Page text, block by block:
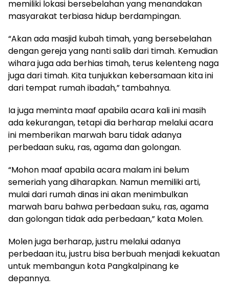
memiliki lokasi bersebelahan yang menandakan
masyarakat terbiasa hidup berdampingan.
“Akan ada masjid kubah timah, yang bersebelahan
dengan gereja yang nanti salib dari timah. Kemudian
wihara juga ada berhias timah, terus kelenteng naga
juga dari timah. Kita tunjukkan kebersamaan kita ini
dari tempat rumah ibadah,” tambahnya.
Ia juga meminta maaf apabila acara kali ini masih
ada kekurangan, tetapi dia berharap melalui acara
ini memberikan marwah baru tidak adanya
perbedaan suku, ras, agama dan golongan.
“Mohon maaf apabila acara malam ini belum
semeriah yang diharapkan. Namun memiliki arti,
mulai dari rumah dinas ini akan menimbulkan
marwah baru bahwa perbedaan suku, ras, agama
dan golongan tidak ada perbedaan,” kata Molen.
Molen juga berharap, justru melalui adanya
perbedaan itu, justru bisa berbuah menjadi kekuatan
untuk membangun kota Pangkalpinang ke
depannya.